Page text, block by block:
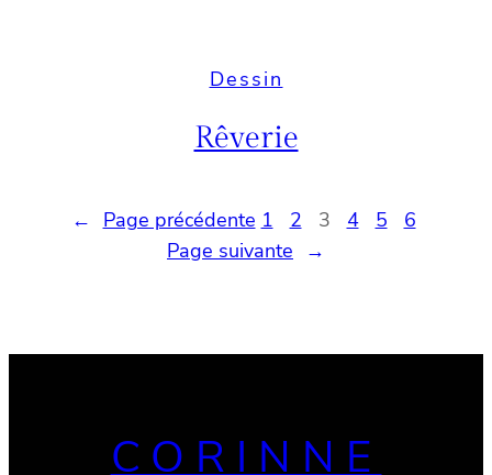
Dessin
Rêverie
← Page précédente 1 2 3 4 5
6
Page suivante
→
CORINNE